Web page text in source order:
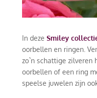
In deze Smiley
oorbellen en ringen.
zo`n schattige zilveren
oorbellen of een ring
speelse juwelen zijn